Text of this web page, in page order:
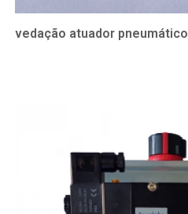
vedação atuador pneumático